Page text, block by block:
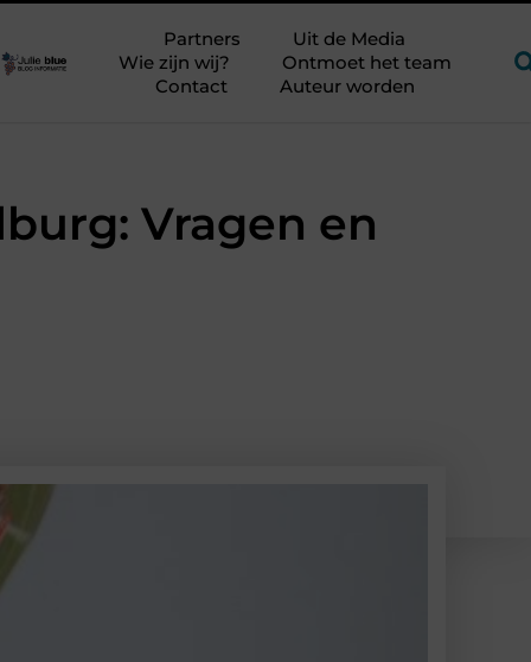
Partners
Uit de Media
Wie zijn wij?
Ontmoet het team
Contact
Auteur worden
Vragen en